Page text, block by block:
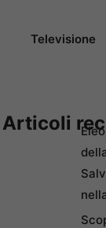
Televisione
Articoli